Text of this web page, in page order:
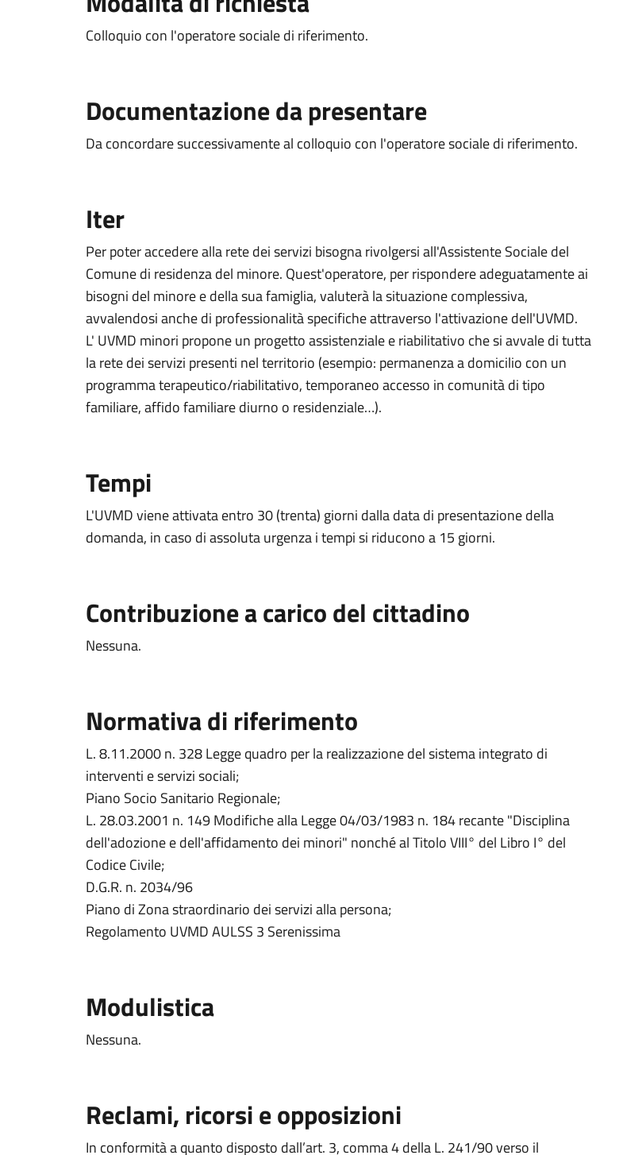
Colloquio con l'operatore sociale di riferimento.
Documentazione da presentare
Da concordare successivamente al colloquio con l'operatore sociale di riferimento.
Iter
Per poter accedere alla rete dei servizi bisogna rivolgersi all'Assistente Sociale del
Comune di residenza del minore. Quest'operatore, per rispondere adeguatamente ai
bisogni del minore e della sua famiglia, valuterà la situazione complessiva,
avvalendosi anche di professionalità specifiche attraverso l'attivazione dell'UVMD.
L' UVMD minori propone un progetto assistenziale e riabilitativo che si avvale di tutta
la rete dei servizi presenti nel territorio (esempio: permanenza a domicilio con un
programma terapeutico/riabilitativo, temporaneo accesso in comunità di tipo
familiare, affido familiare diurno o residenziale…).
Tempi
L'UVMD viene attivata entro 30 (trenta) giorni dalla data di presentazione della
domanda, in caso di assoluta urgenza i tempi si riducono a 15 giorni.
Contribuzione a carico del cittadino
Nessuna.
Normativa di riferimento
L. 8.11.2000 n. 328 Legge quadro per la realizzazione del sistema integrato di
interventi e servizi sociali;
Piano Socio Sanitario Regionale;
L. 28.03.2001 n. 149 Modifiche alla Legge 04/03/1983 n. 184 recante "Disciplina
dell'adozione e dell'affidamento dei minori" nonché al Titolo VIII° del Libro I° del
Codice Civile;
D.G.R. n. 2034/96
Piano di Zona straordinario dei servizi alla persona;
Regolamento UVMD AULSS 3 Serenissima
Modulistica
Nessuna.
Reclami, ricorsi e opposizioni
In conformità a quanto disposto dall’art. 3, comma 4 della L. 241/90 verso il